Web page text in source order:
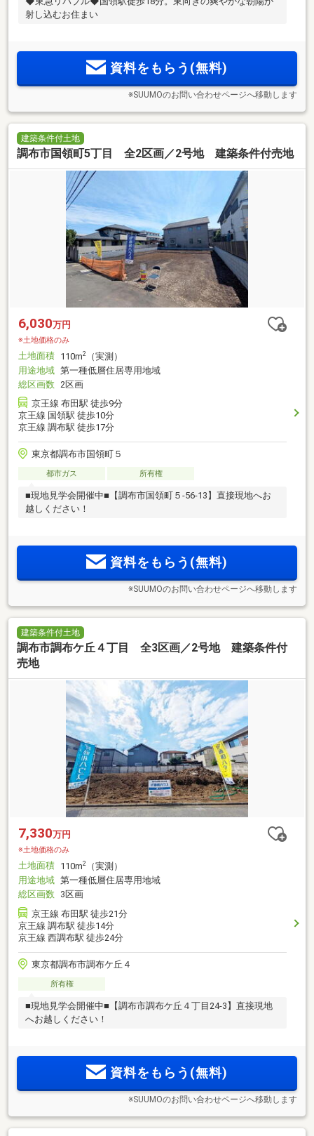
射し込むお住まい
資料をもらう(無料)
※SUUMOのお問い合わせページへ移動します
建築条件付土地
調布市国領町5丁目 全2区画／2号地 建築条件付売地
6,030万円
※土地価格のみ
土地面積 110m2
（実測）
用途地域 第一種低層住居専用地域
総区画数 2区画
京王線 布田駅 徒歩9分
京王線 国領駅 徒歩10分
京王線 調布駅 徒歩17分
東京都調布市国領町５
都市ガス 所有権
■現地見学会開催中■【調布市国領町５-56-13】直接現地へお
越しください！
資料をもらう(無料)
※SUUMOのお問い合わせページへ移動します
建築条件付土地
調布市調布ケ丘４丁目 全3区画／2号地 建築条件付
売地
7,330万円
※土地価格のみ
土地面積 110m2
（実測）
用途地域 第一種低層住居専用地域
総区画数 3区画
京王線 布田駅 徒歩21分
京王線 調布駅 徒歩14分
京王線 西調布駅 徒歩24分
東京都調布市調布ケ丘４
所有権
■現地見学会開催中■【調布市調布ケ丘４丁目24-3】直接現地
へお越しください！
資料をもらう(無料)
※SUUMOのお問い合わせページへ移動します